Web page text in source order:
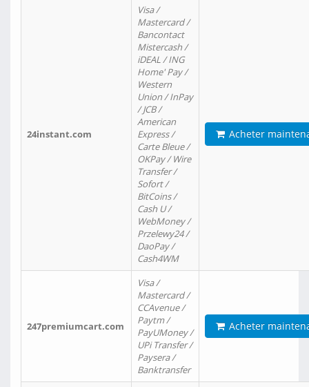
24instant.com
Visa /
Mastercard /
Bancontact
Mistercash /
iDEAL / ING
Home' Pay /
Western
Union / InPay
/ JCB /
American
Express /
Carte Bleue /
OKPay / Wire
Transfer /
Sofort /
BitCoins /
Cash U /
WebMoney /
Przelewy24 /
DaoPay /
Cash4WM
Acheter
247premiumcart.com
Visa /
Mastercard /
CCAvenue /
Paytm /
PayUMoney /
UPi Transfer /
Paysera /
Banktransfer
Acheter